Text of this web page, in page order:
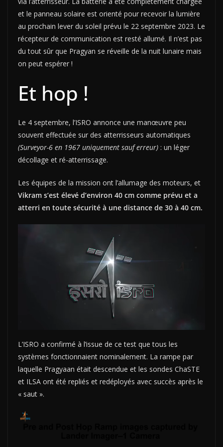
et le panneau solaire est orienté pour recevoir la lumière
au prochain lever du soleil prévu le 22 septembre 2023. Le
récepteur de communication est resté allumé. Il n’est pas
du tout sûr que Pragyan se réveille de la nuit lunaire mais
on peut espérer !
Et hop !
Le 4 septembre, l’ISRO annonce une manœuvre peu
souvent effectuée sur des atterrisseurs automatiques
(Surveyor-6 en 1967 uniquement sauf erreur) : un léger
décollage et ré-atterrissage.
Les équipes de la mission ont l’allumage des moteurs, et
Vikram s’est élevé d’environ 40 cm comme prévu et a
atterri en toute sécurité à une distance de 30 à 40 cm.
L’ISRO a confirmé à l’issue de ce test que tous les
systèmes fonctionnaient nominalement. La rampe par
laquelle Pragyaan était descendue et les sondes ChaSTE
et ILSA ont été repliés et redéployés avec succès après le
« saut ».